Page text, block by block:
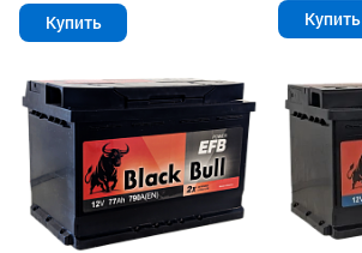
Купить Купить